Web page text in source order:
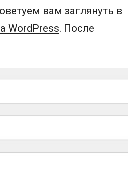
вам заглянуть в
WordPress. После